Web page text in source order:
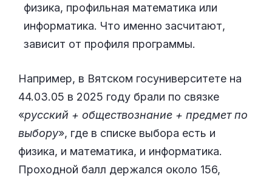
физика, профильная математика или
информатика. Что именно засчитают,
зависит от профиля программы.
Например, в Вятском госуниверситете на
44.03.05 в 2025 году брали по связке
«русский + обществознание + предмет по
выбору», где в списке выбора есть и
физика, и математика, и информатика.
Проходной балл держался около 156,